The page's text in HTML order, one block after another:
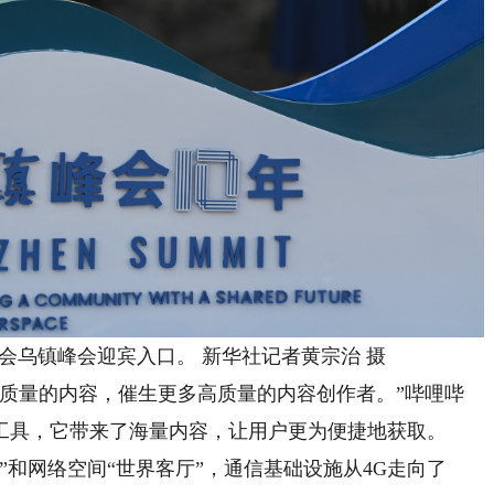
镇峰会迎宾入口。 新华社记者黄宗治 摄
的内容，催生更多高质量的内容创作者。”哔哩哔
，它带来了海量内容，让用户更为便捷地获取。
络空间“世界客厅”，通信基础设施从4G走向了